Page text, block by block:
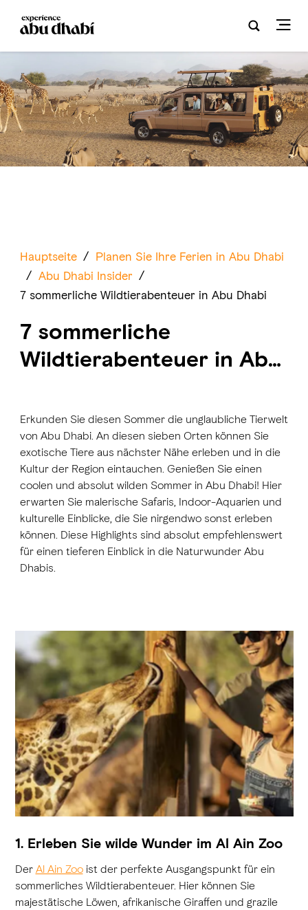
Hauptseite / Planen Sie Ihre Ferien in Abu Dhabi
/ Abu Dhabi Insider /
7 sommerliche Wildtierabenteuer in Abu Dhabi
7 sommerliche
Wildtierabenteuer in Abu
Erkunden Sie diesen Sommer die unglaubliche Tierwelt
von Abu Dhabi. An diesen sieben Orten können Sie
exotische Tiere aus nächster Nähe erleben und in die
Kultur der Region eintauchen. Genießen Sie einen
coolen und absolut wilden Sommer in Abu Dhabi! Hier
erwarten Sie malerische Safaris, Indoor-Aquarien und
kulturelle Einblicke, die Sie nirgendwo sonst erleben
können. Diese Highlights sind absolut empfehlenswert
für einen tieferen Einblick in die Naturwunder Abu
Dhabis.
1. Erleben Sie wilde Wunder im Al Ain Zoo
Der Al Ain Zooist der perfekte Ausgangspunkt für ein
sommerliches Wildtierabenteuer. Hier können Sie
majestätische Löwen, afrikanische Giraffen und grazile